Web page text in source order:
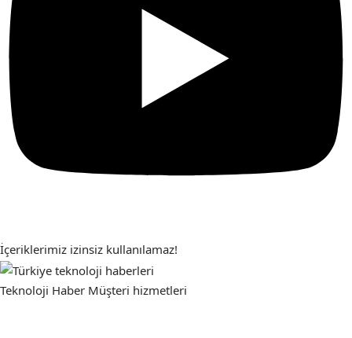
İçeriklerimiz izinsiz kullanılamaz!
Teknoloji Haber Müşteri hizmetleri